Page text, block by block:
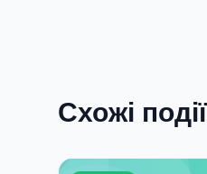
Схожі події